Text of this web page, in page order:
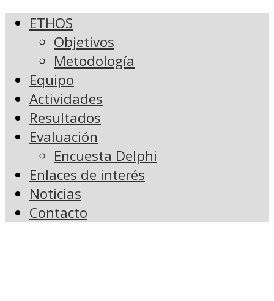
ETHOS
Objetivos
Metodología
Equipo
Actividades
Resultados
Evaluación
Encuesta Delphi
Enlaces de interés
Noticias
Contacto